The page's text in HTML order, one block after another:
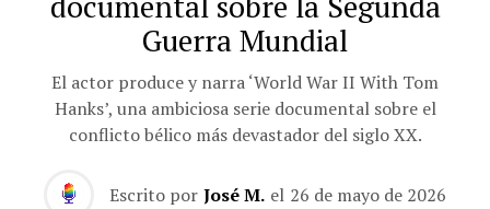
Guerra Mundial
El actor produce y narra ‘World War II With Tom
Hanks’, una ambiciosa serie documental sobre el
conflicto bélico más devastador del siglo XX.
Escrito por José M. el 26 de mayo de 2026